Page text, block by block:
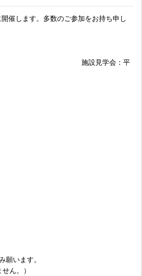
催します。多数のご参加をお持ち申し
～17:00 施設見学会：平
願います。
ん。）